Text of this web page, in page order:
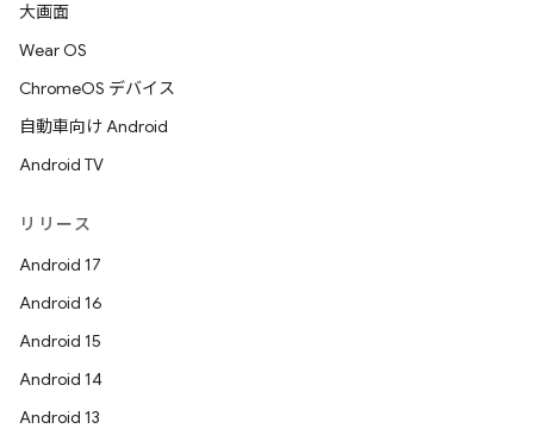
大画面
Wear OS
ChromeOS デバイス
自動車向け Android
Android TV
リリース
Android 17
Android 16
Android 15
Android 14
Android 13